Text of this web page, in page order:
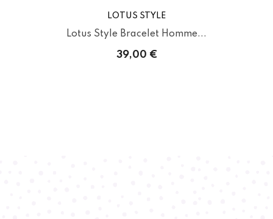
LOTUS STYLE
Lotus Style Bracelet Homme...
39,00 €